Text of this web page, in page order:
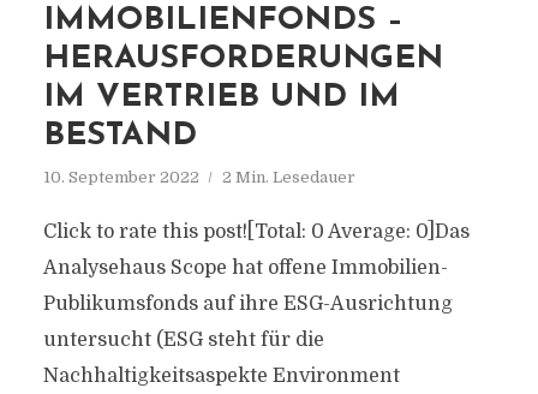
IMMOBILIENFONDS –
HERAUSFORDERUNGEN
IM VERTRIEB UND IM
BESTAND
10. September 2022 2 Min. Lesedauer
Click to rate this post![Total: 0 Average: 0]Das
Analysehaus Scope hat offene Immobilien-
Publikumsfonds auf ihre ESG-Ausrichtung
untersucht (ESG steht für die
Nachhaltigkeitsaspekte Environment